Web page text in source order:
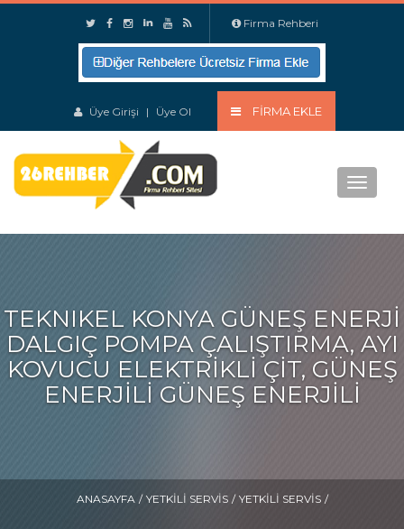
Firma Rehberi
Üye Girişi | Üye Ol FIRMA EKLE
Menu
TEKNIKEL KONYA GÜNEŞ ENERJI
DALGIÇ POMPA ÇALIŞTIRMA, AYI
KOVUCU ELEKTRIKLI ÇIT, GÜNEŞ
ENERJILI GÜNEŞ ENERJILI
ANASAYFA / YETKILI SERVIS / YETKILI SERVIS /